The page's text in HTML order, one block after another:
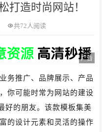
打造时尚网站！
共72人阅读
广告
务推广、品牌展示、产品
你可能时常为网站的建设
好的朋友。该款模板集美
的设计元素和灵活的操作